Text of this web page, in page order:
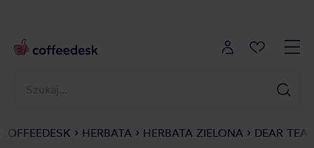
COFFEEDESK HERBATA HERBATA ZIELONA DEAR TEA